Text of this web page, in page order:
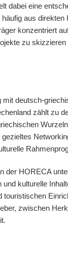
dabei eine
aus
konzentriert
zu
mit deutsch-
zählt zu
der HORECA
und kulturelle
touristischen
zwischen